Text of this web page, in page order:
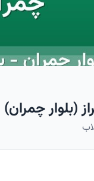
(بلوار چمران)